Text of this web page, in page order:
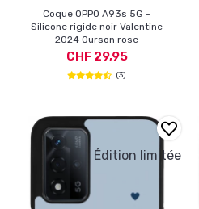
Coque OPPO A93s 5G -
Silicone rigide noir Valentine
2024 Ourson rose
CHF 29,95
(3)
Édition limitée